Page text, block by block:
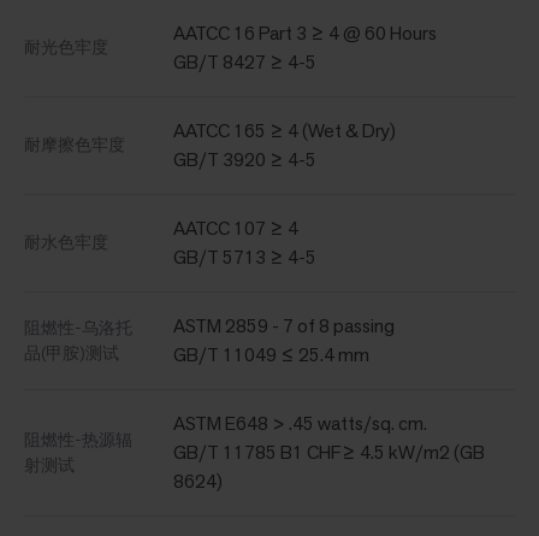
耐光色牢度
AATCC 16 Part 3 ≥ 4 @ 60 Hours
GB/T 8427 ≥ 4-5
耐摩擦色牢度
AATCC 165 ≥ 4 (Wet & Dry)
GB/T 3920 ≥ 4-5
耐水色牢度
AATCC 107 ≥ 4
GB/T 5713 ≥ 4-5
阻燃性-乌洛托
品(甲胺)测试
ASTM 2859 - 7 of 8 passing
GB/T 11049 ≤ 25.4 mm
阻燃性-热源辐
射测试
ASTM E648 > .45 watts/sq. cm.
GB/T 11785 B1 CHF≥ 4.5 kW/m2 (GB
8624)